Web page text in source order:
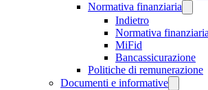
Normativa finanziaria
Indietro
Normativa finanziaria
MiFid
Bancassicurazione
Politiche di remunerazione
Documenti e informative